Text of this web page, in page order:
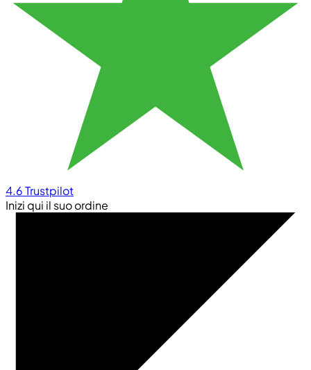
4.6Trustpilot
Inizi qui il suo ordine